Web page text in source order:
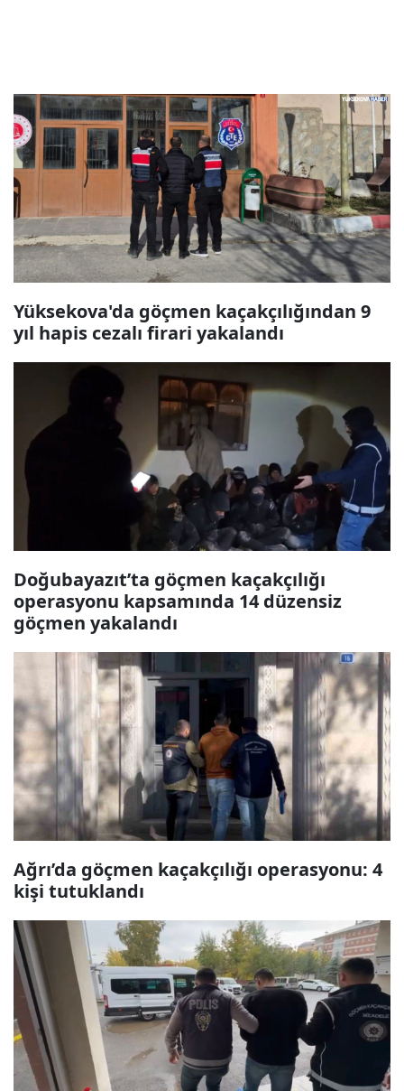
Yüksekova'da göçmen kaçakçılığından 9
yıl hapis cezalı firari yakalandı
Doğubayazıt’ta göçmen kaçakçılığı
operasyonu kapsamında 14 düzensiz
göçmen yakalandı
Ağrı’da göçmen kaçakçılığı operasyonu: 4
kişi tutuklandı